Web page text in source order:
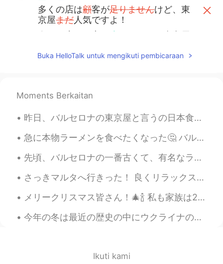
多くの店は顧客が足りませんけど、東
京屋まだ人気ですよ！
Buka HelloTalk untuk mengikuti pembicaraan
Moments Berkaitan
昨日、バルセロナの東京屋と言うの日本食品店へ行った。🇯🇵🇯🇵 色々なオリジナル輸入品がありました。 多くの店は顧客が足りませんけど、東京屋まだ人気ですよ！ ワサビのポテチを食べたことがありますか...
急に本物ラーメンを食べたくなった🤔 バルセロナには色々なラーメン屋があるけど、私はタクミと言うの店が一番好き。 この店のセールスポイントは本物札幌の味です！札幌にまだ行ったことがないけど、いつか...
先頃、バルセロナの一番古くて、有名なラーメン屋へ行った。🍲🍲 このラーメン屋の前いつも行列があります。。。それで、食べたければ、多分1時間半を待っていることが必要です。でも、価値がると思います。...
さっきマルタへ行きった！ 良くリラックスをできて、いっぱい探検した😌 マルタは小さけど、歴史がとても面白くて、複雑です。ギリシャ、ローマ帝国、アラビア人開拓者、フランス、イタリア、と英国その文化...
メリークリスマス皆さん！🎄🍾 私も家族は2週間前クリスマスツリーを飾られたけど、まだ新鮮な匂いがあります！ それで、赤ワインとバターチョコでお祝いました！🍷🍷 バターチョコはカロリー凄く高いけど...
今年の冬は最近の歴史の中にウクライナの一番暖かい。両親による、毎日の温度は6度ぐらいで、雪がないの冬です。ウクライナ人にとって本当に不思議な感じです、バルセロナみたい。。 笑😯 私の携帯で冬の古...
Ikuti kami